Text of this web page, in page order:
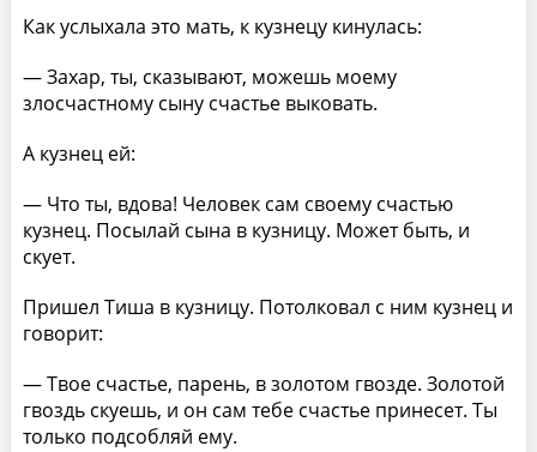
Как услыхала это мать, к кузнецу кинулась:
— Захар, ты, сказывают, можешь моему
злосчастному сыну счастье выковать.
А кузнец ей:
— Что ты, вдова! Человек сам своему счастью
кузнец. Посылай сына в кузницу. Может быть, и
скует.
Пришел Тиша в кузницу. Потолковал с ним кузнец и
говорит:
— Твое счастье, парень, в золотом гвозде. Золотой
гвоздь скуешь, и он сам тебе счастье принесет. Ты
только подсобляй ему.